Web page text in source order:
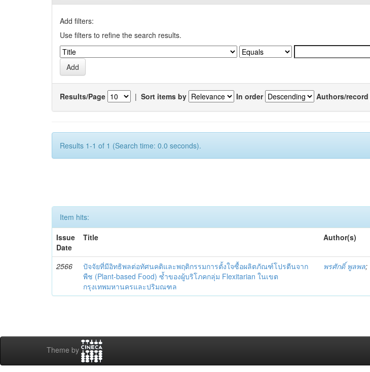
Add filters:
Use filters to refine the search results.
Results/Page | Sort items by In order Authors/record
Results 1-1 of 1 (Search time: 0.0 seconds).
Item hits:
Issue
Date
Title Author(s)
2566
ปัจจัยที่มีอิทธิพลต่อทัศนคติและพฤติกรรมการตั้งใจซื้อผลิตภัณฑ์โปรตีนจาก
พืช (Plant-based Food) ซ้ำของผู้บริโภคกลุ่ม Flexitarian ในเขต
กรุงเทพมหานครและปริมณฑล
พรศักดิ์ พูลพล;
Theme by